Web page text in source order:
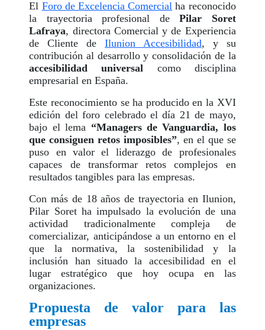
El Foro de Excelencia Comercial ha reconocido
la trayectoria profesional dePilar Soret
Lafraya, directora Comercial y de Experiencia
de Cliente de Ilunion Accesibilidad, y su
contribución al desarrollo y consolidación de la
accesibilidad universal como disciplina
empresarial en España.
Este reconocimiento se ha producido en la XVI
edición del foro celebrado el día 21 de mayo,
bajo el lema “Managers de Vanguardia, los
que consiguen retos imposibles”, en el que se
puso en valor el liderazgo de profesionales
capaces de transformar retos complejos en
resultados tangibles para las empresas.
Con más de 18 años de trayectoria en Ilunion,
Pilar Soret ha impulsado la evolución de una
actividad tradicionalmente compleja de
comercializar, anticipándose a un entorno en el
que la normativa, la sostenibilidad y la
inclusión han situado la accesibilidad en el
lugar estratégico que hoy ocupa en las
organizaciones.
Propuesta de valor para las
empresas